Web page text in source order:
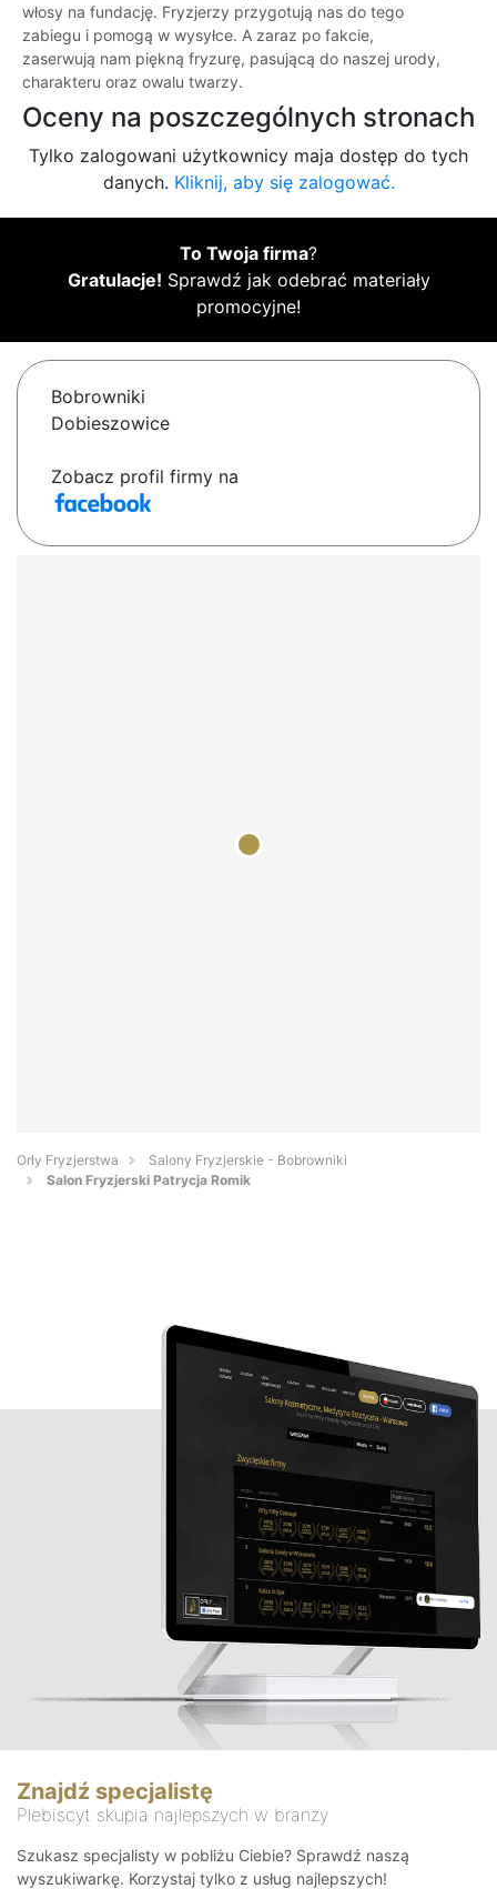
włosy na fundację. Fryzjerzy przygotują nas do tego
zabiegu i pomogą w wysyłce. A zaraz po fakcie,
zaserwują nam piękną fryzurę, pasującą do naszej urody,
charakteru oraz owalu twarzy.
Oceny na poszczególnych stronach
Tylko zalogowani użytkownicy maja dostęp do tych
danych. Kliknij, aby się zalogować.
To Twoja firma?
Gratulacje! Sprawdź jak odebrać materiały
promocyjne!
Bobrowniki
Dobieszowice
Zobacz profil firmy na
Orły Fryzjerstwa
Salony Fryzjerskie - Bobrowniki
Salon Fryzjerski Patrycja Romik
Znajdź specjalistę
Plebiscyt skupia najlepszych w branży
Szukasz specjalisty w pobliżu Ciebie? Sprawdź naszą
wyszukiwarkę. Korzystaj tylko z usług najlepszych!